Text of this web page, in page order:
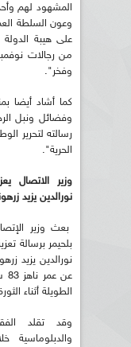
المشهود لهم
وعون السلطة
على هيبة
من رجالات
وفخر".
كما أشاد أيضا
وفضائل ونبل
رسالته لتحرير
الحرية".
وزير الاتصال
نورالدين يزيد
بعث وزير
بلحيمر برسالة
نورالدين يزيد
الطويلة أثناء
وقد تقلد
والدبلوماسية